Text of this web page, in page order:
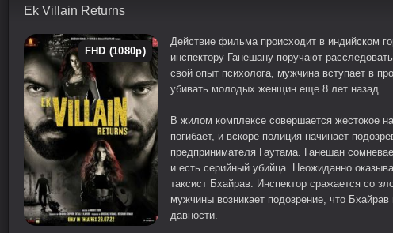
Ek Villain Returns
FHD (1080p)
Действие фильма происходит в индийском
инспектору Ганешану поручают
свой опыт психолога, мужчина вступает в
убивать молодых женщин еще 8 лет назад.
В жилом комплексе совершается жестокое
погибает, и вскоре полиция начинает
предпринимателя Гаутама. Ганешан
и есть серийный убийца. Неожиданно
таксист Бхайрав. Инспектор сражается со
мужчины возникает подозрение, что
давности.